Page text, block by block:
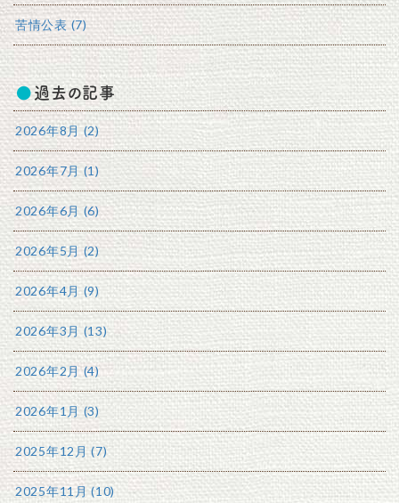
苦情公表 (7)
過去の記事
2026年8月 (2)
2026年7月 (1)
2026年6月 (6)
2026年5月 (2)
2026年4月 (9)
2026年3月 (13)
2026年2月 (4)
2026年1月 (3)
2025年12月 (7)
2025年11月 (10)